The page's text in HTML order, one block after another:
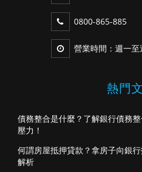
0800-865-885
營業時間：週一
熱門
債務整合是什麼？了解銀行債務
壓力！
何謂房屋抵押貸款？拿房子向銀
解析